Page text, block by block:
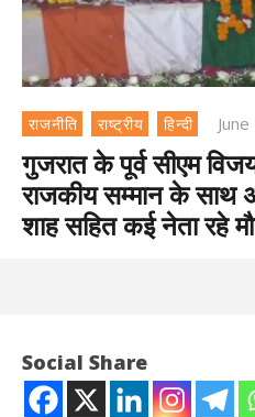
राजनीति राष्ट्रीय हिन्दी
गुजरात के पूर्व सीएम
राजकीय सम्मान के साथ
शाह सहित कई नेता रहे
Social Share